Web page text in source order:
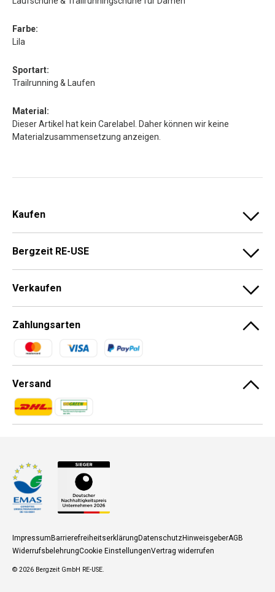
Farbe:
Lila
Sportart:
Trailrunning & Laufen
Material:
Dieser Artikel hat kein Carelabel. Daher können wir keine
Materialzusammensetzung anzeigen.
Kaufen
Bergzeit RE-USE
Verkaufen
Zahlungsarten
Zahlungsmethoden
Versand
Zahlungsmethoden
Zahlungsmethoden
ImpressumBarrierefreiheitserklärungDatenschutzHinweisgeberAGB
WiderrufsbelehrungCookie EinstellungenVertrag widerrufen
© 2026 Bergzeit GmbH RE-USE.